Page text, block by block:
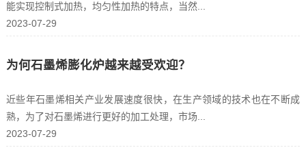
能实现控制式加热，均匀性加热的特点，当然...
2023-07-29
为何石墨烯膨化炉越来越受欢迎？
近些年石墨烯相关产业发展速度很快，在生产领域的技术也在不断成
熟，为了对石墨烯进行更好的加工处理，市场...
2023-07-29